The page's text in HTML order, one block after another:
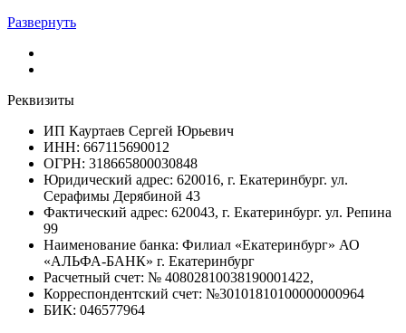
Развернуть
Реквизиты
ИП Кауртаев Сергей Юрьевич
ИНН: 667115690012
ОГРН: 318665800030848
Юридический адрес: 620016, г. Екатеринбург. ул.
Серафимы Дерябиной 43
Фактический адрес: 620043, г. Екатеринбург. ул. Репина
99
Наименование банка: Филиал «Екатеринбург» АО
«АЛЬФА-БАНК» г. Екатеринбург
Расчетный счет: № 40802810038190001422,
Корреспондентский счет: №30101810100000000964
БИК: 046577964